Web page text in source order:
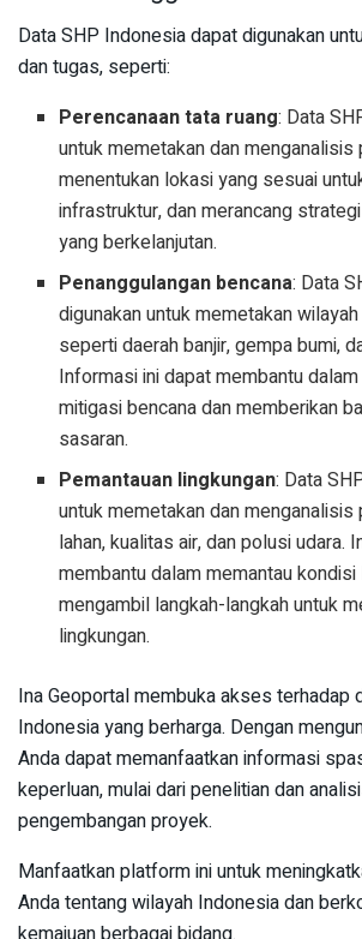
Data SHP Indonesia dapat digunakan
dan tugas, seperti:
Perencanaan tata ruang: Data
untuk memetakan dan menganalisis
menentukan lokasi yang sesuai
infrastruktur, dan merancang
yang berkelanjutan.
Penanggulangan bencana: Data
digunakan untuk memetakan
seperti daerah banjir, gempa bumi,
Informasi ini dapat membantu
mitigasi bencana dan memberikan
sasaran.
Pemantauan lingkungan: Data
untuk memetakan dan menganalisis
lahan, kualitas air, dan polusi udara.
membantu dalam memantau kondisi
mengambil langkah-langkah untuk
lingkungan.
Ina Geoportal membuka akses terhadap
Indonesia yang berharga. Dengan
Anda dapat memanfaatkan informasi
keperluan, mulai dari penelitian dan
pengembangan proyek.
Manfaatkan platform ini untuk
Anda tentang wilayah Indonesia dan